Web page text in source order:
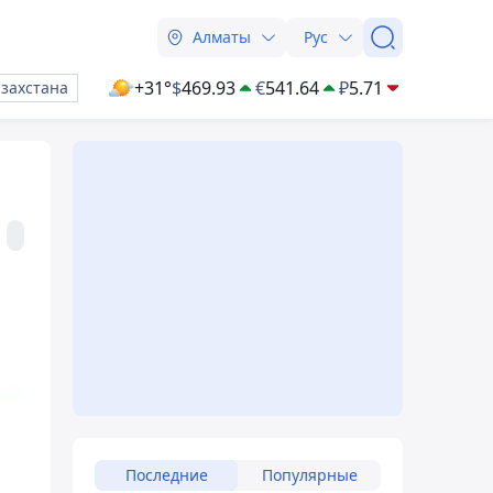
Алматы Рус
+31°$469.93 €541.64 ₽5.71
Последние Популярные